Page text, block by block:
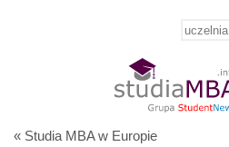
« Studia MBA w Europie